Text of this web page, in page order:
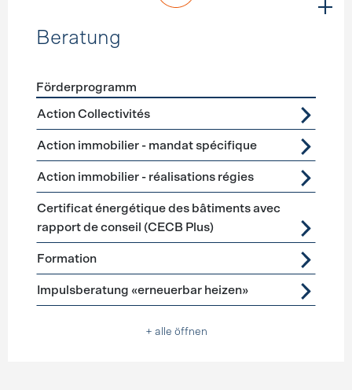
Beratung
Förderprogramme
Förderprogramm
Action Collectivités
Action immobilier - mandat spécifique
Action immobilier - réalisations régies
Certificat énergétique des bâtiments avec
rapport de conseil (CECB Plus)
Formation
Impulsberatung «erneuerbar heizen»
+ alle öffnen